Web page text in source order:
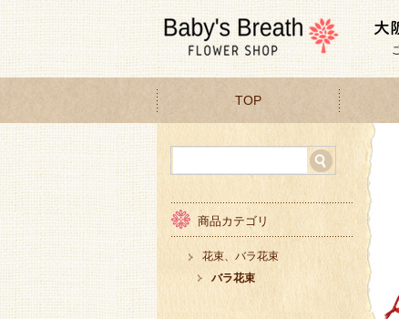
TOP
商品カテゴリ
花束、バラ花束
バラ花束